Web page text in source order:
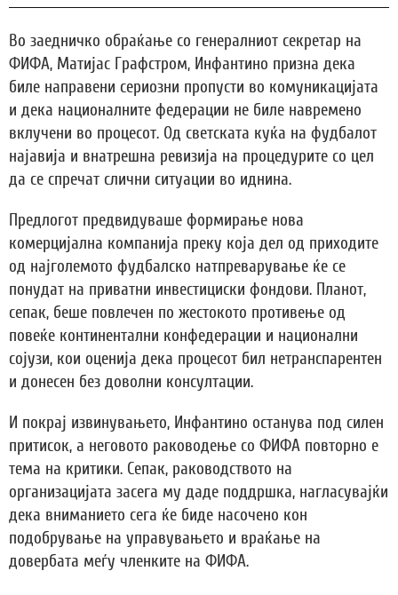
Во заедничко обраќање со генералниот секретар на
ФИФА, Матијас Графстром, Инфантино призна дека
биле направени сериозни пропусти во комуникацијата
и дека националните федерации не биле навремено
вклучени во процесот. Од светската куќа на фудбалот
најавија и внатрешна ревизија на процедурите со цел
да се спречат слични ситуации во иднина.
Предлогот предвидуваше формирање нова
комерцијална компанија преку која дел од приходите
од најголемото фудбалско натпреварување ќе се
понудат на приватни инвестициски фондови. Планот,
сепак, беше повлечен по жестокото противење од
повеќе континентални конфедерации и национални
сојузи, кои оценија дека процесот бил нетранспарентен
и донесен без доволни консултации.
И покрај извинувањето, Инфантино останува под силен
притисок, а неговото раководење со ФИФА повторно е
тема на критики. Сепак, раководството на
организацијата засега му даде поддршка, нагласувајќи
дека вниманието сега ќе биде насочено кон
подобрување на управувањето и враќање на
довербата меѓу членките на ФИФА.